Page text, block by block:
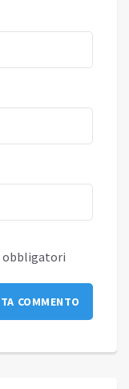
obbligatori